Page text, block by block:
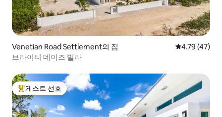
Venetian Road Settlement의 집 평점 4.79점
4.79 (47)
브라이터 데이즈 빌라
상위 게스트 선호
게스트 선호